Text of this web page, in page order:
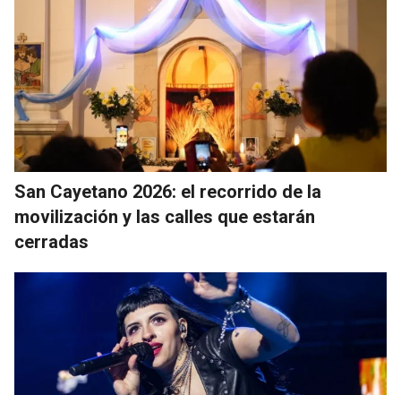
San Cayetano 2026: el recorrido de la
movilización y las calles que estarán
cerradas